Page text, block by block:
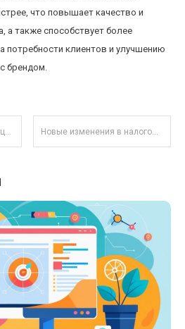
что повышает качество и
а также способствует более
потребности клиентов и улучшению
брендом.
записям Новые изменения в налоговом законодательстве: как подготовиться к предстоящим реформам в 2025 году